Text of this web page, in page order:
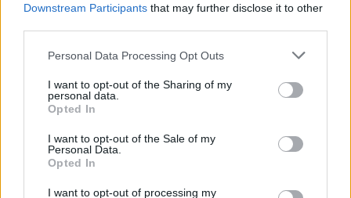
Downstream Participants that may further disclose it to other
Personal Data Processing Opt Outs
I want to opt-out of the Sharing of my
personal data.
Opted In
I want to opt-out of the Sale of my
Personal Data.
Opted In
I want to opt-out of processing my
14.02.2021
SHOWBIZ
Love is in the air
14.02.2021